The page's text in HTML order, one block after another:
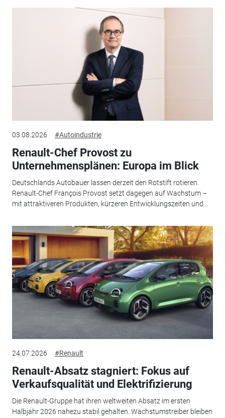
03.08.2026 #Autoindustrie
Renault-Chef Provost zu
Unternehmensplänen: Europa im Blick
Deutschlands Autobauer lassen derzeit den Rotstift rotieren.
Renault-Chef François Provost setzt dagegen auf Wachstum –
mit attraktiveren Produkten, kürzeren Entwicklungszeiten und...
24.07.2026 #Renault
Renault-Absatz stagniert: Fokus auf
Verkaufsqualität und Elektrifizierung
Die Renault-Gruppe hat ihren weltweiten Absatz im ersten
Halbjahr 2026 nahezu stabil gehalten. Wachstumstreiber bleiben